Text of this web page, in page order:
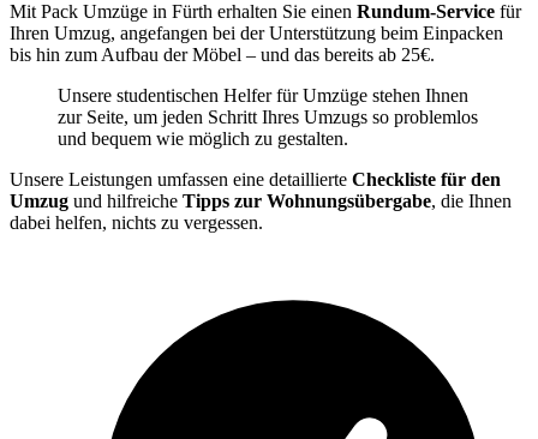
Mit Pack Umzüge in Fürth erhalten Sie einen Rundum-Service für
Ihren Umzug, angefangen bei der Unterstützung beim Einpacken
bis hin zum Aufbau der Möbel – und das bereits ab 25€.
Unsere studentischen Helfer für Umzüge stehen Ihnen
zur Seite, um jeden Schritt Ihres Umzugs so problemlos
und bequem wie möglich zu gestalten.
Unsere Leistungen umfassen eine detaillierte Checkliste für den
Umzug und hilfreiche Tipps zur Wohnungsübergabe, die Ihnen
dabei helfen, nichts zu vergessen.